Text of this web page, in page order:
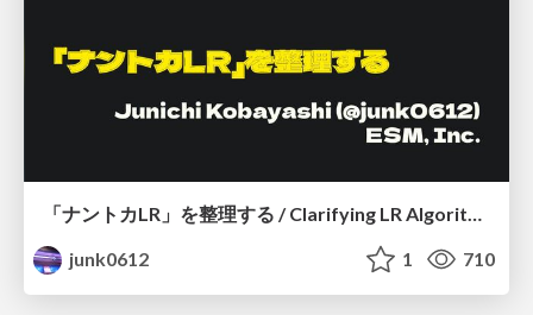
「ナントカLR」を整理する / Clarifying LR Algorithms
junk0612
1 710